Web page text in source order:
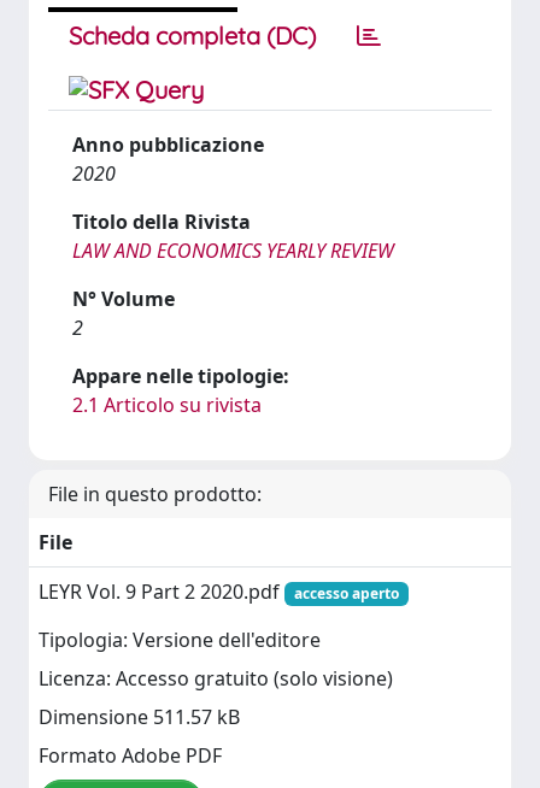
Scheda completa (DC)
Anno pubblicazione
2020
Titolo della Rivista
LAW AND ECONOMICS YEARLY REVIEW
N° Volume
2
Appare nelle tipologie:
2.1 Articolo su rivista
File in questo prodotto:
File
LEYR Vol. 9 Part 2 2020.pdf
accesso aperto
Tipologia: Versione dell'editore
Licenza: Accesso gratuito (solo visione)
Dimensione 511.57 kB
Formato Adobe PDF